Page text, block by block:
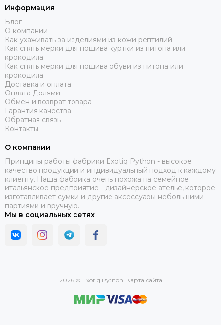
Информация
Блог
О компании
Как ухаживать за изделиями из кожи рептилий
Как снять мерки для пошива куртки из питона или
крокодила
Как снять мерки для пошива обуви из питона или
крокодила
Доставка и оплата
Оплата Долями
Обмен и возврат товара
Гарантия качества
Обратная связь
Контакты
О компании
Принципы работы фабрики Exotiq Python - высокое
качество продукции и индивидуальный подход к каждому
клиенту. Наша фабрика очень похожа на семейное
итальянское предприятие - дизайнерское ателье, которое
изготавливает сумки и другие аксессуары небольшими
партиями и вручную.
Мы в социальных сетях
2026 © Exotiq Python. Карта сайта